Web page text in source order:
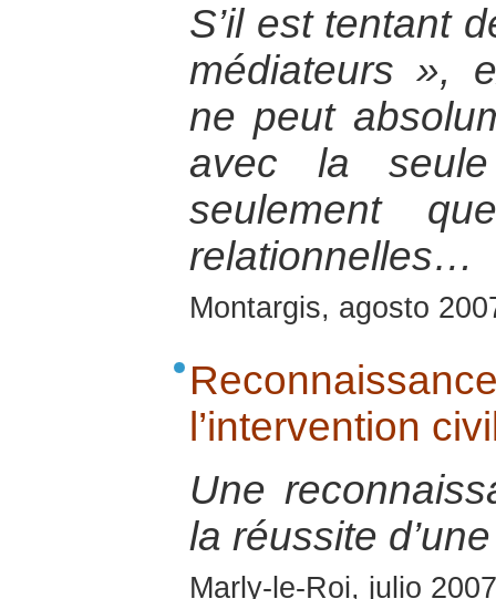
S’il est tentant
médiateurs »,
ne peut
avec la
seulement
relationnelles…
Montargis, agosto
l’intervention
Une
la réussite
Marly-le-Roi, julio 2007